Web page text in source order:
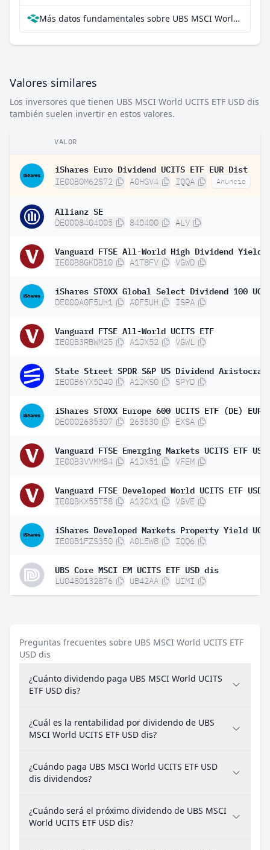
Más datos fundamentales sobre UBS MSCI World UCITS ETF USD dis en Parqet
Valores similares
Los inversores que tienen UBS MSCI World UCITS ETF USD dis
también suelen invertir en estos valores.
VALOR
iShares Euro Dividend UCITS ETF EUR Dist
IE00B0M62S72 A0HGV4 IQQA Anuncio
Allianz SE
DE0008404005 840400 ALV
IE00B8GKDB10 A1T8FV VGWD
DE000A0F5UH1 A0F5UH ISPA
Vanguard FTSE All-World UCITS ETF
IE00B3RBWM25 A1JX52 VGWL
IE00B6YX5D40 A1JKS0 SPYD
DE0002635307 263530 EXSA
IE00B3VVMM84 A1JX51 VFEM
IE00BKX55T58 A12CX1 VGVE
IE00B1FZS350 A0LEW8 IQQ6
UBS Core MSCI EM UCITS ETF USD dis
LU0480132876 UB42AA UIMI
Preguntas frecuentes sobre UBS MSCI World UCITS ETF
USD dis
¿Cuánto dividendo paga UBS MSCI World UCITS
ETF USD dis?
¿Cuál es la rentabilidad por dividendo de UBS
MSCI World UCITS ETF USD dis?
¿Cuándo paga UBS MSCI World UCITS ETF USD
dis dividendos?
¿Cuándo será el próximo dividendo de UBS MSCI
World UCITS ETF USD dis?